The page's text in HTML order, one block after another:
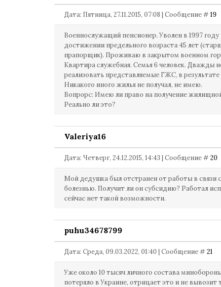
Дата: Пятница, 27.11.2015, 07:08 | Сообщение #19
Военнослужащий пенсионер. Уволен в 1997 году
достижении предельного возраста 45 лет
прапорщик). Проживаю в закрытом военном
Квартира служебная. Семья 6 человек. Дважды
реализовать представляемые ГЖС, в результате
Никакого иного жилья не получал, не имею.
Вопрорс: Имею ли право на получение
Реально ли это?
Valeriya16
Дата: Четверг, 24.12.2015, 14:43 | Сообщение #20
Мой дедушка был отстранен от работы в связи
болезнью. Получит ли он субсидию? Работал
сейчас нет такой возможности.
puhu34678799
Дата: Среда, 09.03.2022, 01:40 | Сообщение #21
Уже около 10 тысяч личного состава
потеряло в Украине, отрицает это и не вывозит